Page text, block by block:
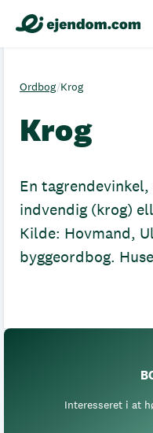
Ordbog/Krog
Krog
En
indvendig (krog)
Kilde: Hovmand,
byggeordbog.
Interesseret i at